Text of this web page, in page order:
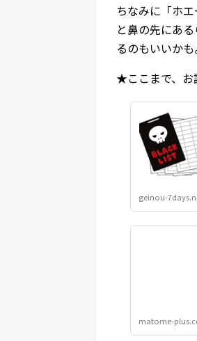
ちなみに「ホ
と鼻の先にあ
るのもいいかも
★ここまで、お
geinou-
matome-